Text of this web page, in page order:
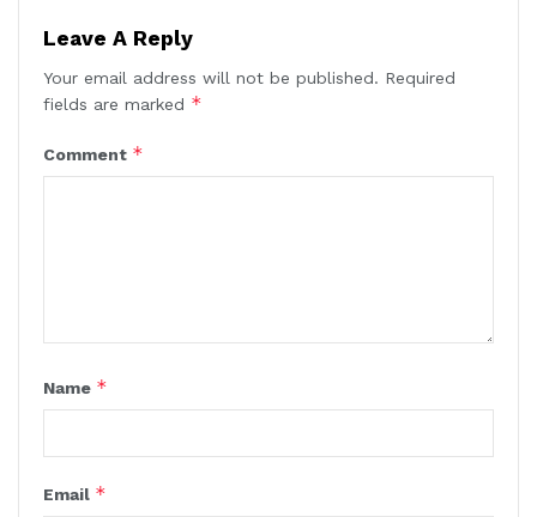
Leave A Reply
Your email address will not be published. Required
fields are marked *
Comment *
Name *
Email *